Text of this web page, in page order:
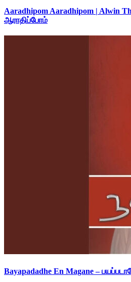
Aaradhipom Aaradhipom | Alwin
ஆராதிப்போம்
Bayapadadhe En Magane –